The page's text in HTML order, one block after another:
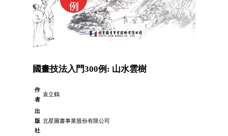
國畫技法入門300例: 山水雲樹
作
者
袁立鶴
出
版
社
北星圖書事業股份有限公司